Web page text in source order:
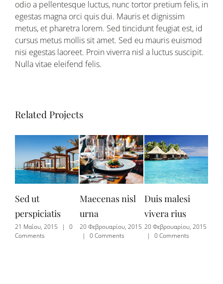
odio a pellentesque luctus, nunc tortor pretium felis, in
egestas magna orci quis dui. Mauris et dignissim
metus, et pharetra lorem. Sed tincidunt feugiat est, id
cursus metus mollis sit amet. Sed eu mauris euismod
nisi egestas laoreet. Proin viverra nisl a luctus suscipit.
Nulla vitae eleifend felis.
Related Projects
Sed ut
perspiciatis
21 Μαΐου, 2015 |
0
Comments
Maecenas nisl
urna
20 Φεβρουαρίου, 2015
|
0 Comments
Duis malesi
vivera rius
20 Φεβρουαρίου, 2015
|
0 Comments